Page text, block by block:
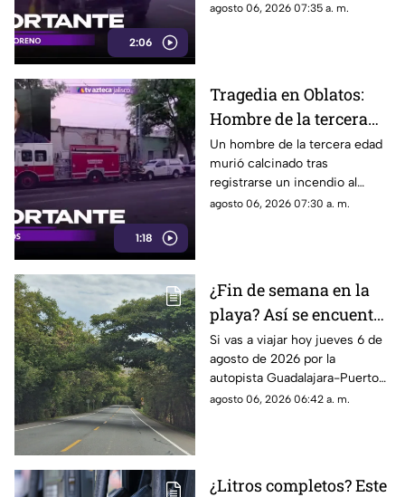
2:06
cruce de la avenida Mariano
agosto 06, 2026 07:35 a. m.
1:18
Tragedia en Oblatos:
Hombre de la tercera
edad muere calcinado
tras voraz incendio
Un hombre de la tercera edad
murió calcinado tras
registrarse un incendio al
interior de una vivienda en la
agosto 06, 2026 07:30 a. m.
¿Fin de semana en la
playa? Así se encuentra
la autopista
Guadalajara-Puerto
Vallarta HOY
Si vas a viajar hoy jueves 6 de
agosto de 2026 por la
autopista Guadalajara-Puerto
Vallarta, te presentamos la
agosto 06, 2026 06:42 a. m.
¿Litros completos? Este